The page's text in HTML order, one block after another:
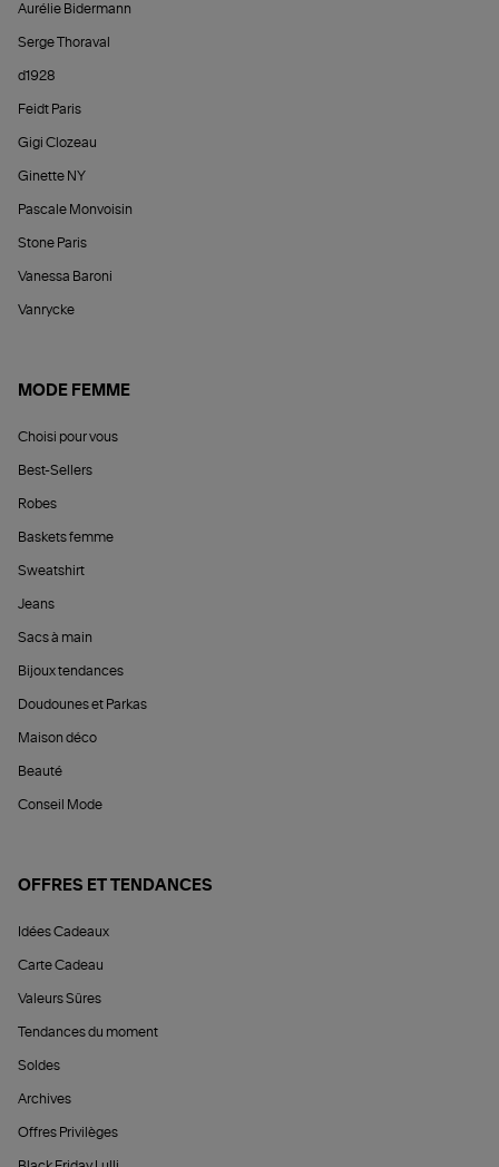
Aurélie Bidermann
Serge Thoraval
d1928
Feidt Paris
Gigi Clozeau
Ginette NY
Pascale Monvoisin
Stone Paris
Vanessa Baroni
Vanrycke
MODE FEMME
Choisi pour vous
Best-Sellers
Robes
Baskets femme
Sweatshirt
Jeans
Sacs à main
Bijoux tendances
Doudounes et Parkas
Maison déco
Beauté
Conseil Mode
OFFRES ET TENDANCES
Idées Cadeaux
Carte Cadeau
Valeurs Sûres
Tendances du moment
Soldes
Archives
Offres Privilèges